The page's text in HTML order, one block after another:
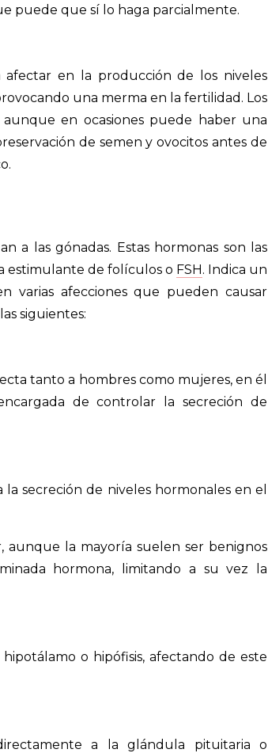
puede que sí lo haga parcialmente.
afectar en la producción de los niveles
una merma en la fertilidad. Los
en ocasiones puede haber una
de semen y ovocitos antes de
a las gónadas. Estas hormonas son las
estimulante de folículos o FSH. Indica un
varias afecciones que pueden causar
siguientes:
tanto a hombres como mujeres, en él
de controlar la secreción de
secreción de niveles hormonales en el
la mayoría suelen ser benignos
hormona, limitando a su vez la
o hipófisis, afectando de este
a la glándula pituitaria o